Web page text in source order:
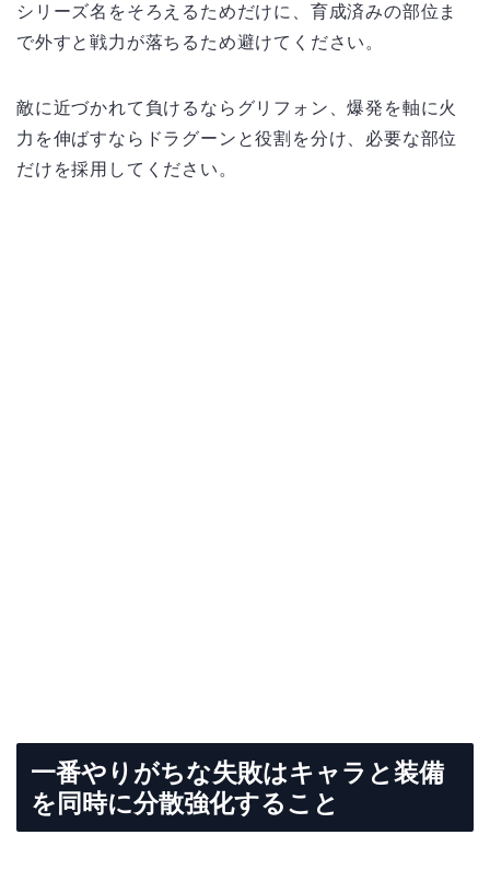
シリーズ名をそろえるためだけに、育成済みの部位ま
で外すと戦力が落ちるため避けてください。
敵に近づかれて負けるならグリフォン、爆発を軸に火
力を伸ばすならドラグーンと役割を分け、必要な部位
だけを採用してください。
一番やりがちな失敗はキャラと装備
を同時に分散強化すること